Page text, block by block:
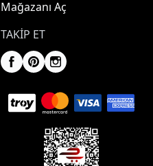
Mağazanı Aç
TAKIP ET